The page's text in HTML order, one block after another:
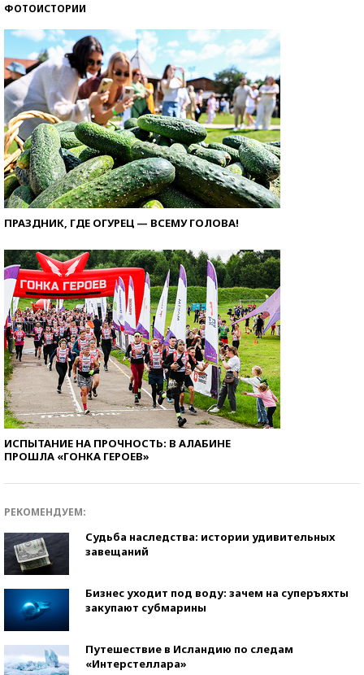
ФОТОИСТОРИИ
ПРАЗДНИК, ГДЕ ОГУРЕЦ — ВСЕМУ ГОЛОВА!
ИСПЫТАНИЕ НА ПРОЧНОСТЬ: В АЛАБИНЕ
ПРОШЛА «ГОНКА ГЕРОЕВ»
РЕКОМЕНДУЕМ:
Судьба наследства: истории удивительных
завещаний
Бизнес уходит под воду: зачем на суперъяхты
закупают субмарины
Путешествие в Исландию по следам
«Интерстеллара»